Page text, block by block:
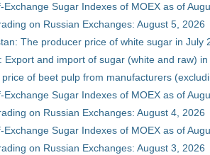
Exchange Sugar Indexes of MOEX as of
on Russian Exchanges: August 5, 2026
The producer price of white sugar in July
Export and import of sugar (white and raw)
of beet pulp from manufacturers
Exchange Sugar Indexes of MOEX as of
on Russian Exchanges: August 4, 2026
Exchange Sugar Indexes of MOEX as of
on Russian Exchanges: August 3, 2026